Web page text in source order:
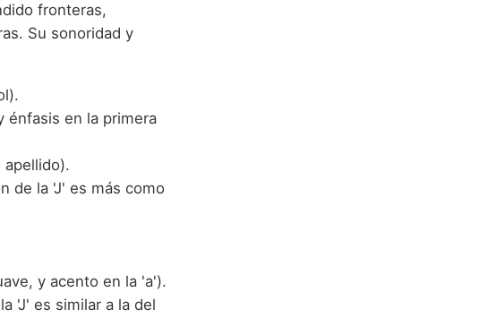
fronteras,
Su sonoridad y
énfasis en la primera
apellido).
de la 'J' es más como
y acento en la 'a').
'J' es similar a la del